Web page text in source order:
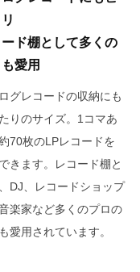
ード棚として多くの
愛用
グレコードの収納にも
りのサイズ。1コマあ
70枚のLPレコードを
きます。レコード棚と
DJ、レコードショップ
楽家など多くのプロの
愛用されています。